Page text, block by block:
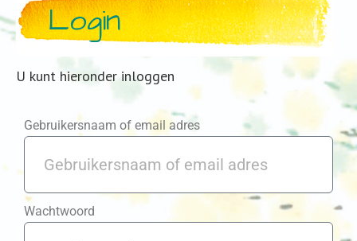
Login
U kunt hieronder inloggen
Gebruikersnaam of email adres
Wachtwoord